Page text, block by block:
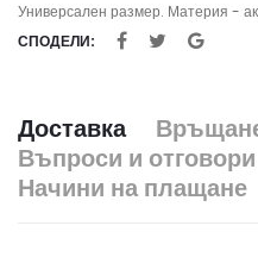
Универсален размер. Материя -
СПОДЕЛИ:
Доставка
Въпроси и отговори
Начини на плащане